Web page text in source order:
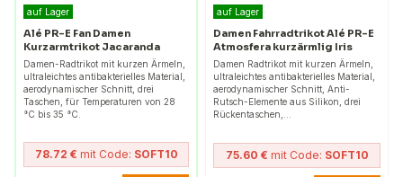
auf Lager
Alé PR-E Fan Damen
Kurzarmtrikot Jacaranda
Damen-Radtrikot mit kurzen Ärmeln,
ultraleichtes antibakterielles Material,
aerodynamischer Schnitt, drei
Taschen, für Temperaturen von 28
°C bis 35 °C.
78.72 € mit Code: SOFT10
auf Lager
Damen Fahrradtrikot Alé PR-E
Atmosfera kurzärmlig Iris
Damen Radtrikot mit kurzen Ärmeln,
ultraleichtes antibakterielles Material,
aerodynamischer Schnitt, Anti-
Rutsch-Elemente aus Silikon, drei
Rückentaschen,…
75.60 € mit Code: SOFT10